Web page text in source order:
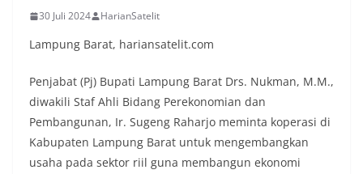
30 Juli 2024 HarianSatelit
Lampung Barat, hariansatelit.com
Penjabat (Pj) Bupati Lampung Barat Drs. Nukman, M.M.,
diwakili Staf Ahli Bidang Perekonomian dan
Pembangunan, Ir. Sugeng Raharjo meminta koperasi di
Kabupaten Lampung Barat untuk mengembangkan
usaha pada sektor riil guna membangun ekonomi